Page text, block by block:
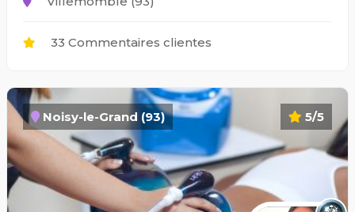
33 Commentaires clientes
5/5
Noisy-le-Grand (93)